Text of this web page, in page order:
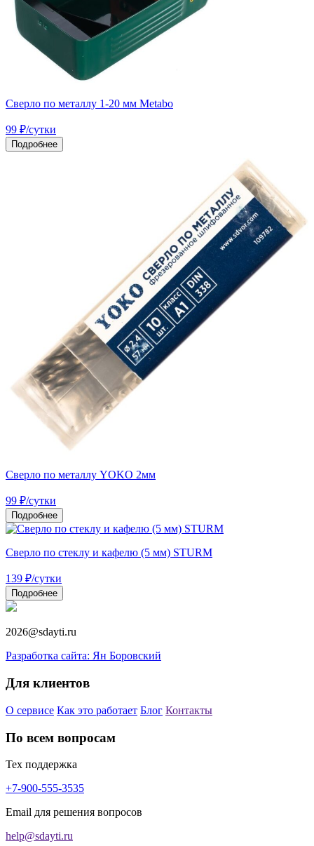
Сверло по металлу 1-20 мм Metabo
99 ₽/сутки
Подробнее
Сверло по металлу YOKO 2мм
99 ₽/сутки
Подробнее
Сверло по стеклу и кафелю (5 мм) STURM
139 ₽/сутки
Подробнее
2026@sdayti.ru
Разработка сайта: Ян Боровский
Для клиентов
О сервисе Как это работает Блог Контакты
По всем вопросам
Тех поддержка
+7-900-555-3535
Email для решения вопросов
help@sdayti.ru